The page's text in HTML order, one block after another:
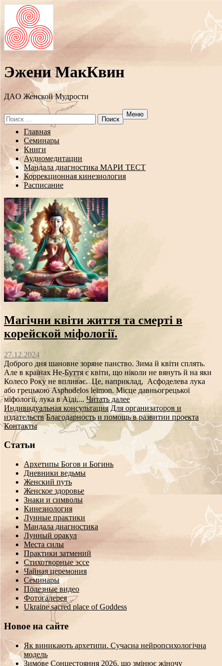
Эжени МакКвин
ДAO Женской Мудрости
Search
for:
Меню
Перейти
содержанию
Главная
Семинары
Книги
Аудиомедитации
Мандала диагностика МАРИ ТЕСТ
Коррекционная кинезиология
Расписание
Магічни квіти життя та смерті в
корейской міфології.
27.12.2024
Доброго дня шановне зоряне панство. Зима й квіти сплять.
Але в країнах Не-Буття є квіти, що ніколи не вянуть й на яки
Колесо Року не впливає. Це, наприклад, Асфоделева лука
або грецькою Asphodelos leimon. Місце давньогрецької
міфології, лука в Аїді,... Читать далее
Индивидуальная консультация Для организаторов и
издательств Благодарность и помощь в развитии проекта
Контакты
Статьи
Архетипы Богов и Богинь
Дневники ведьмы
Женский путь
Женское здоровье
Знаки и символы
Кинезиология
Лунные практики
Мандала диагностика
Лунный оракул
Места силы
Практики затмений
Стихотворные эссе
Чайная церемония
Семинары
Полезные видео
Фотогалерея
Ukraine sacred place of Goddess
Новое на сайте
Як виникають архетипи. Сучасна нейропсихологічна
модель
Зимове Сонцестояння 2026, що змінює жіночу